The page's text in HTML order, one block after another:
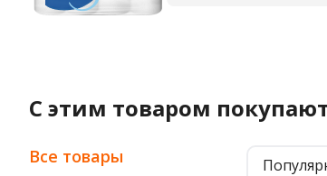
С этим товаром
Все товары